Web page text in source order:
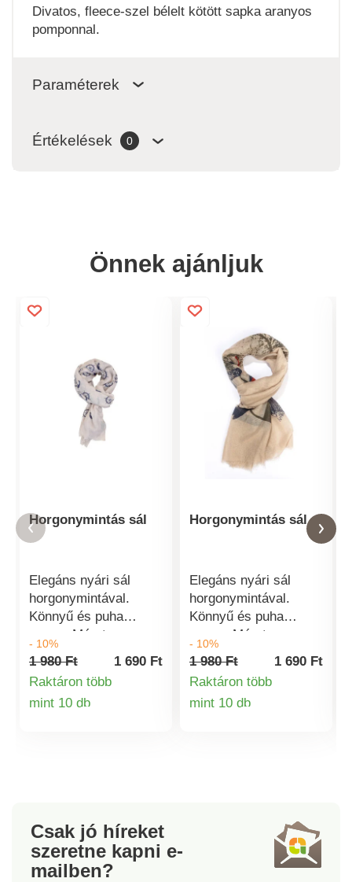
Divatos, fleece-szel bélelt kötött sapka aranyos
pomponnal.
Paraméterek
Értékelések 0
Önnek ajánljuk
Horgonymintás sál
Elegáns nyári sál
horgonymintával.
Könnyű és puha
anyag. Méret:
70x180cm. Anyag:
poliészter.
- 10%
1 980 Ft
1 690 Ft
Raktáron több
mint 10 dbTermékinformációk
Horgonymintás sál
Elegáns nyári sál
horgonymintával.
Könnyű és puha
anyag. Méret:
70x180cm. Anyag:
poliészter.
- 10%
1 980 Ft
1 690 Ft
Raktáron több
mint 10 db
Csak jó híreket
szeretne kapni e-
mailben?